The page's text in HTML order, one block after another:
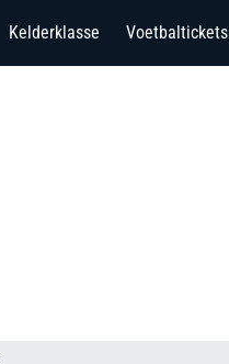
Kelderklasse Voetbaltickets